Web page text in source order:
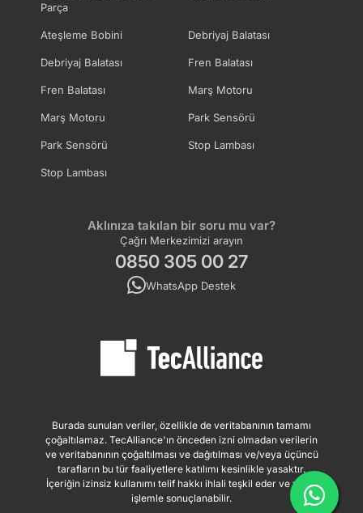
Parça
Ateşleme Bobini Debriyaj Balatası
Debriyaj Balatası Fren Balatası
Fren Balatası Marş Motoru
Marş Motoru Park Sensörü
Park Sensörü Stop Lambası
Stop Lambası
Aklınıza takılan bir soru mu var?
Çağrı Merkezimizi arayın
0850 305 00 27
WhatsApp Destek
Burada sunulan veriler, özellikle de veritabanının tamamı
çoğaltılamaz. TecAlliance'ın önceden izni olmadan verilerin
ve veritabanının çoğaltılması ve dağıtılması ve/veya üçüncü
tarafların bu tür faaliyetlere katılımı kesinlikle yasaktır.
İçeriğin izinsiz kullanımı telif hakkı ihlali teşkil eder ve yasal
işlemle sonuçlanabilir.